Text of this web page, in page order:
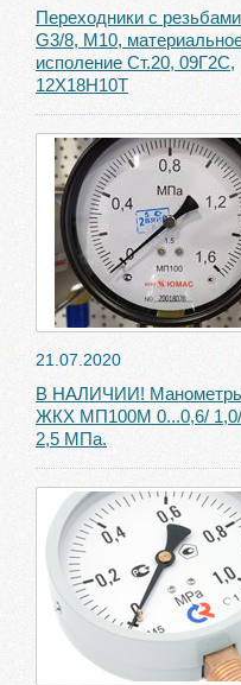
Переходники с
G3/8, М10,
исполение Ст.20, 09Г2С,
12Х18Н10Т
21.07.2020
В НАЛИЧИИ!
ЖКХ МП100М 0...0,6/
2,5 МПа.